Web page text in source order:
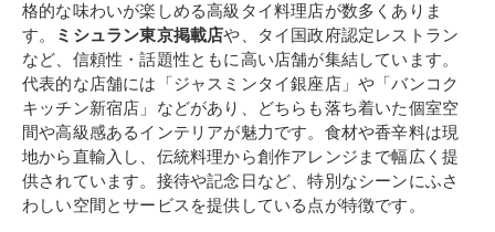
格的な味わいが楽しめる高級タイ料理店が数多くありま
す。
ミシュラン東京掲載店や、タイ国政府認定レストラン
など、信頼性・話題性ともに高い店舗が集結しています。
代表的な店舗には「ジャスミンタイ銀座店」や「バンコク
キッチン新宿店」などがあり、どちらも落ち着いた個室空
間や高級感あるインテリアが魅力です。食材や香辛料は現
地から直輸入し、伝統料理から創作アレンジまで幅広く提
供されています。接待や記念日など、特別なシーンにふさ
わしい空間とサービスを提供している点が特徴です。